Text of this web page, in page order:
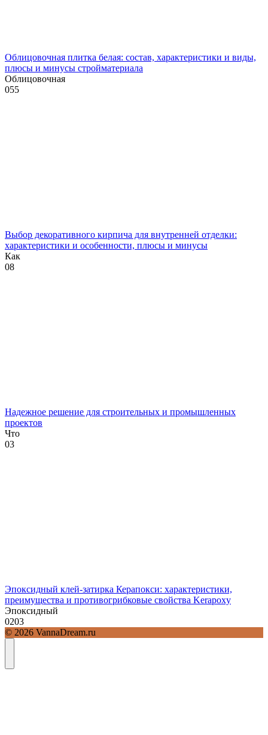
Облицовочная плитка белая: состав, характеристики и виды,
плюсы и минусы стройматериала
Облицовочная
055
Выбор декоративного кирпича для внутренней отделки:
характеристики и особенности, плюсы и минусы
Как
08
Надежное решение для строительных и промышленных
проектов
Что
03
Эпоксидный клей-затирка Керапокси: характеристики,
преимущества и противогрибковые свойства Kerapoxy
Эпоксидный
0203
© 2026 VannaDream.ru